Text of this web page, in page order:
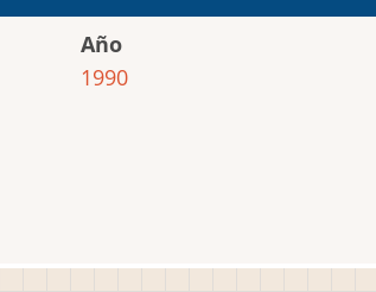
Año
1990